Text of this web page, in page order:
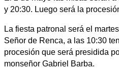
y 20:30. Luego será la
La fiesta patronal será el
Señor de Renca, a las 10:30
procesión que será presidida
monseñor Gabriel Barba.